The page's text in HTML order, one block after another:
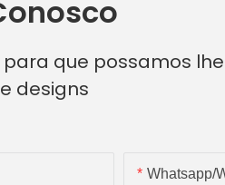
que possamos
designs
Whatsapp/